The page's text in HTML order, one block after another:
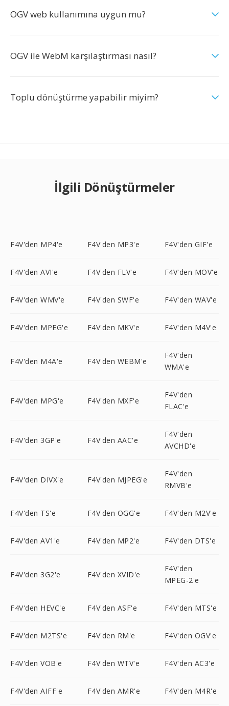
OGV web kullanımına uygun mu?
OGV ile WebM karşılaştırması nasıl?
Toplu dönüştürme yapabilir miyim?
İlgili Dönüştürmeler
F4V'den MP4'e F4V'den MP3'e F4V'den GIF'e
F4V'den AVI'e F4V'den FLV'e F4V'den MOV'e
F4V'den WMV'e F4V'den SWF'e F4V'den WAV'e
F4V'den MPEG'e F4V'den MKV'e F4V'den M4V'e
F4V'den M4A'e F4V'den WEBM'e
F4V'den
WMA'e
F4V'den MPG'e F4V'den MXF'e
F4V'den
FLAC'e
F4V'den 3GP'e F4V'den AAC'e
F4V'den
AVCHD'e
F4V'den DIVX'e F4V'den MJPEG'e
F4V'den
RMVB'e
F4V'den TS'e F4V'den OGG'e F4V'den M2V'e
F4V'den AV1'e F4V'den MP2'e F4V'den DTS'e
F4V'den 3G2'e F4V'den XVID'e
F4V'den
MPEG-2'e
F4V'den HEVC'e F4V'den ASF'e F4V'den MTS'e
F4V'den M2TS'e F4V'den RM'e F4V'den OGV'e
F4V'den VOB'e F4V'den WTV'e F4V'den AC3'e
F4V'den AIFF'e F4V'den AMR'e F4V'den M4R'e